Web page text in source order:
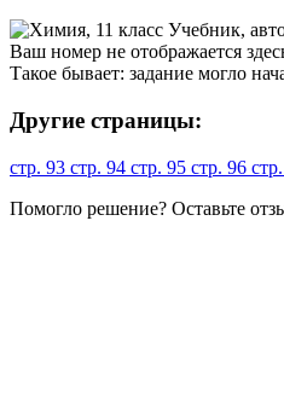
Ваш номер не отображается
Такое бывает: задание могло
Другие страницы:
стр. 93 стр. 94 стр. 95 стр. 96
Помогло решение? Оставьте